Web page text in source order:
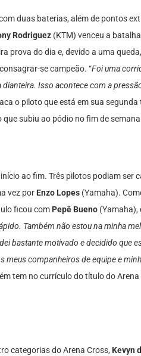
duas baterias, além de pontos
Rodriguez (KTM) venceu a
prova do dia e, devido a uma
se campeão. “Foi uma
Isso acontece com a
o piloto que está em sua
que subiu ao pódio no fim de
ao fim. Três pilotos podiam ser
vez por Enzo Lopes (Yamaha).
ficou com Pepê Bueno (Yamaha),
Também não estou na minha
bastante motivado e decidido que
meus companheiros de equipe e
tem no currículo do título do
categorias do Arena Cross, Kevyn